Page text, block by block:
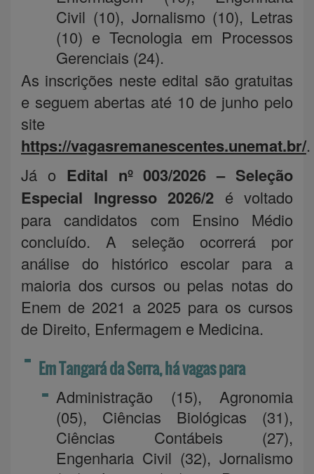
Civil (10), Jornalismo (10), Letras
(10) e Tecnologia em Processos
Gerenciais (24).
As inscrições neste edital são gratuitas
e seguem abertas até 10 de junho pelo
site
https://vagasremanescentes.unemat.br/.
Já o Edital nº 003/2026 – Seleção
Especial Ingresso 2026/2 é voltado
para candidatos com Ensino Médio
concluído. A seleção ocorrerá por
análise do histórico escolar para a
maioria dos cursos ou pelas notas do
Enem de 2021 a 2025 para os cursos
de Direito, Enfermagem e Medicina.
Em Tangará da Serra, há vagas para
Administração (15), Agronomia
(05), Ciências Biológicas (31),
Ciências Contábeis (27),
Engenharia Civil (32), Jornalismo